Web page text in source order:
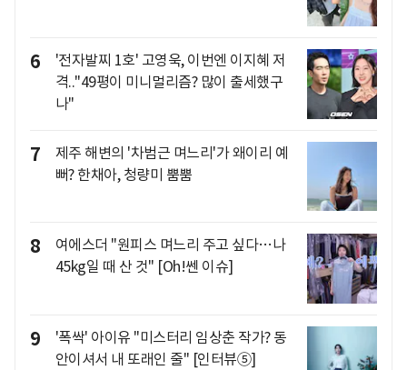
6
'전자발찌 1호' 고영욱, 이번엔 이지혜 저
격.."49평이 미니멀리즘? 많이 출세했구
나"
7
제주 해변의 '차범근 며느리'가 왜이리 예
뻐? 한채아, 청량미 뿜뿜
8
여에스더 "원피스 며느리 주고 싶다…나
45kg일 때 산 것" [Oh!쎈 이슈]
9
'폭싹' 아이유 "미스터리 임상춘 작가? 동
안이셔서 내 또래인 줄" [인터뷰⑤]